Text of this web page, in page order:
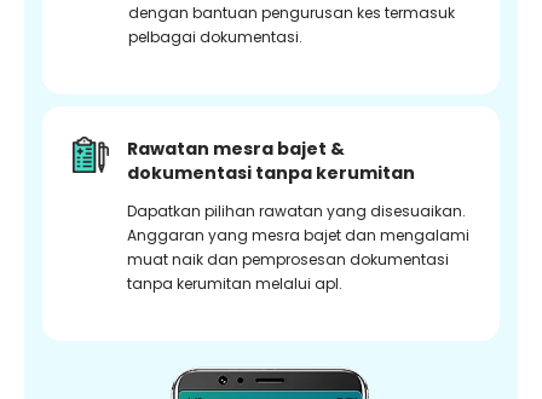
dengan bantuan pengurusan kes termasuk
pelbagai dokumentasi.
Rawatan mesra bajet &
dokumentasi tanpa kerumitan
Dapatkan pilihan rawatan yang disesuaikan.
Anggaran yang mesra bajet dan mengalami
muat naik dan pemprosesan dokumentasi
tanpa kerumitan melalui apl.